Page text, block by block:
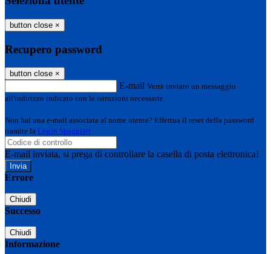
button close ×
Recupero password
button close ×
E-mail Verrà inviato un messaggio
all'indirizzo indicato con le istruzioni necessarie.
Non hai una e-mail associata al nome utente? Effettua il reset della password
tramite la Login Spaggiari
E-mail inviata, si prega di controllare la casella di posta elettronica!
Errore
Chiudi
Successo
Chiudi
Informazione